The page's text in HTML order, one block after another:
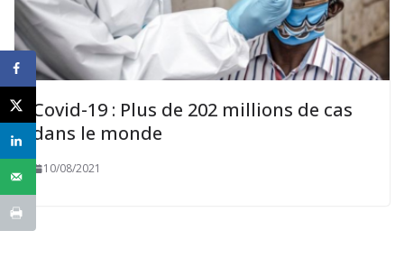
Covid-19 : Plus de 202 millions de cas
dans le monde
10/08/2021